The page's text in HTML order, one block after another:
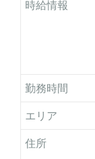
時給情報
勤務時間
エリア
住所